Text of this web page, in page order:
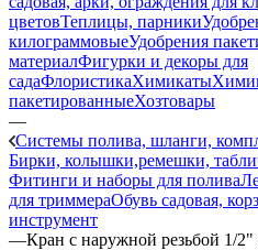
цветовТеплицы, парники
килограммовыеУдобрения
материалФигурки и декоры для
садаФлористикаХимикаты
пакетированныеХозтовары
—
Системы полива, шланги,
Бирки, колышки,ремешки,
Фитинги и наборы для полива
для триммераОбувь садовая,
инструмент
—Кран с наружной резьбой 1/